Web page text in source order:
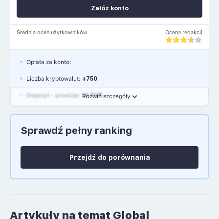
Średnia ocen użytkowników Ocena redakcji
Załóż konto
Rozwiń szczegóły
Opłata za konto:
Liczba kryptowalut: +750
Depozyt - prowizja: 10 EUR
Język polski: NIE
Sprawdź pełny ranking
Przejdź do porównania
Artykuły na temat Global